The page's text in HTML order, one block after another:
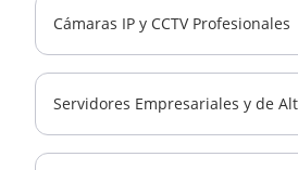
Cámaras IP y CCTV Profesionales
Servidores Empresariales y de